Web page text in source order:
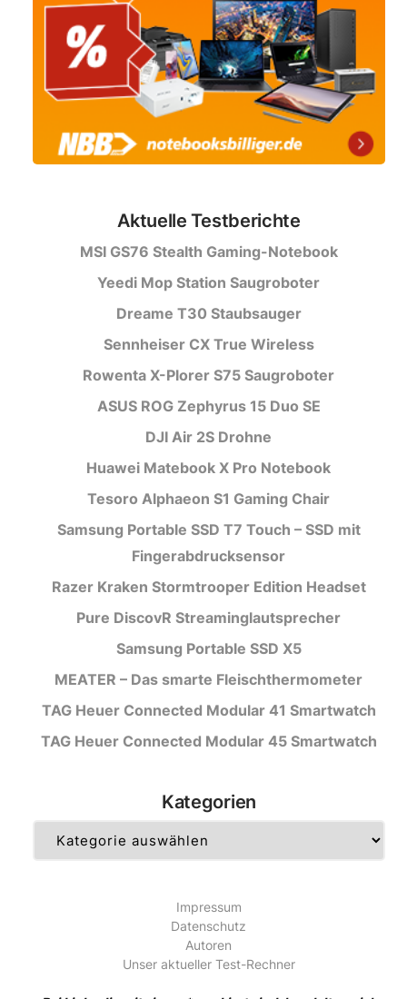
Aktuelle Testberichte
MSI GS76 Stealth Gaming-Notebook
Yeedi Mop Station Saugroboter
Dreame T30 Staubsauger
Sennheiser CX True Wireless
Rowenta X-Plorer S75 Saugroboter
ASUS ROG Zephyrus 15 Duo SE
DJI Air 2S Drohne
Huawei Matebook X Pro Notebook
Tesoro Alphaeon S1 Gaming Chair
Samsung Portable SSD T7 Touch – SSD mit
Fingerabdrucksensor
Razer Kraken Stormtrooper Edition Headset
Pure DiscovR Streaminglautsprecher
Samsung Portable SSD X5
MEATER – Das smarte Fleischthermometer
TAG Heuer Connected Modular 41 Smartwatch
TAG Heuer Connected Modular 45 Smartwatch
Kategorien
Impressum
Datenschutz
Autoren
Unser aktueller Test-Rechner